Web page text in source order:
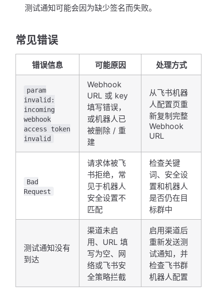
测试通知可能会因为缺少签名而失败。
常见错误
错误信息 可能原因 处理方式
param
invalid:
incoming
webhook
access token
invalid
Webhook
URL 或 key
填写错误，
或机器人已
被删除 / 重
建
从飞书机器
人配置页重
新复制完整
Webhook
URL
Bad
Request
请求体被飞
书拒绝，常
见于机器人
安全设置不
匹配
检查关键
词、安全设
置和机器人
是否仍在目
标群中
测试通知没有
到达
渠道未启
用、URL 填
写为空、网
络或飞书安
全策略拦截
启用渠道后
重新发送测
试通知，并
检查飞书群
机器人配置